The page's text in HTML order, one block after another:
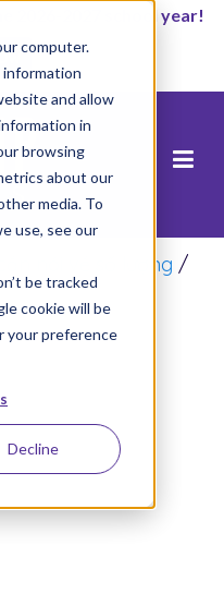
computer.
and allow
in
browsing
about our
media. To
use, see our
be tracked
cookie will be
your preference
Decline
2026-2027 school year!
nói về số lượng /